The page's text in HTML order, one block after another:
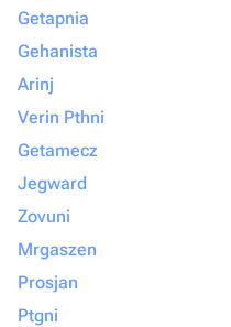
Getapnia
Gehanista
Arinj
Verin Pthni
Getamecz
Jegward
Zovuni
Mrgaszen
Prosjan
Ptgni